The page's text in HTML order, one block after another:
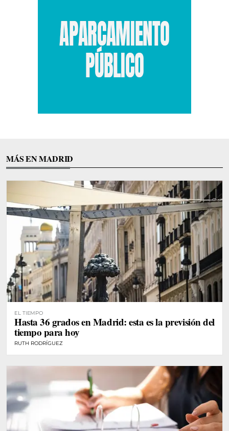
MÁS EN MADRID
EL TIEMPO
Hasta 36 grados en Madrid: esta es la previsión del
tiempo para hoy
RUTH RODRÍGUEZ